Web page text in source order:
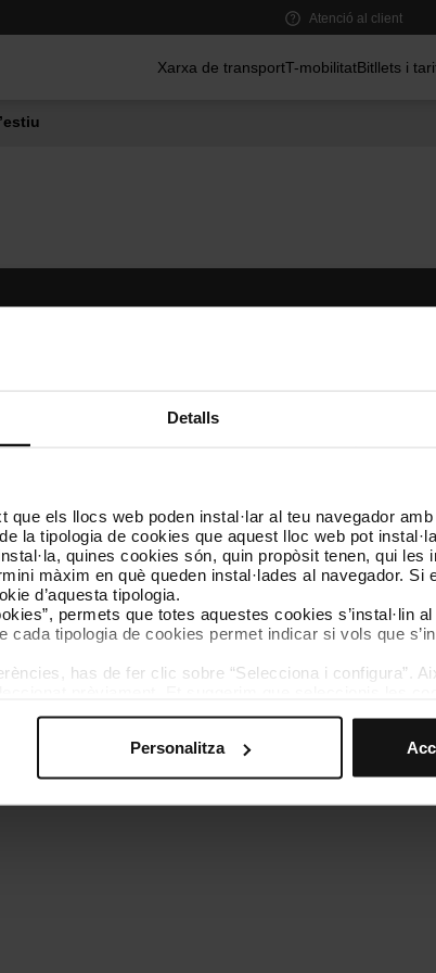
Detalls
els llocs web poden instal·lar al teu navegador
la tipologia de cookies que aquest lloc web pot
quines cookies són, quin propòsit tenen, qui les
màxim en què queden instal·lades al navegador. Si
d’aquesta tipologia.
permets que totes aquestes cookies s’instal·lin
cada tipologia de cookies permet indicar si vols que
has de fer clic sobre “Selecciona i configura”.
de navegació (com ara l’idioma) i milloren la
consultar la nostraPolítica de cookies
Personalitza
Atenció al client
Xarxa de transportT-mobilitatBitllets i
Segueix-nos
TMB
nos Contacta
cookies Gestor de cookies Accessibilitat Mapa web